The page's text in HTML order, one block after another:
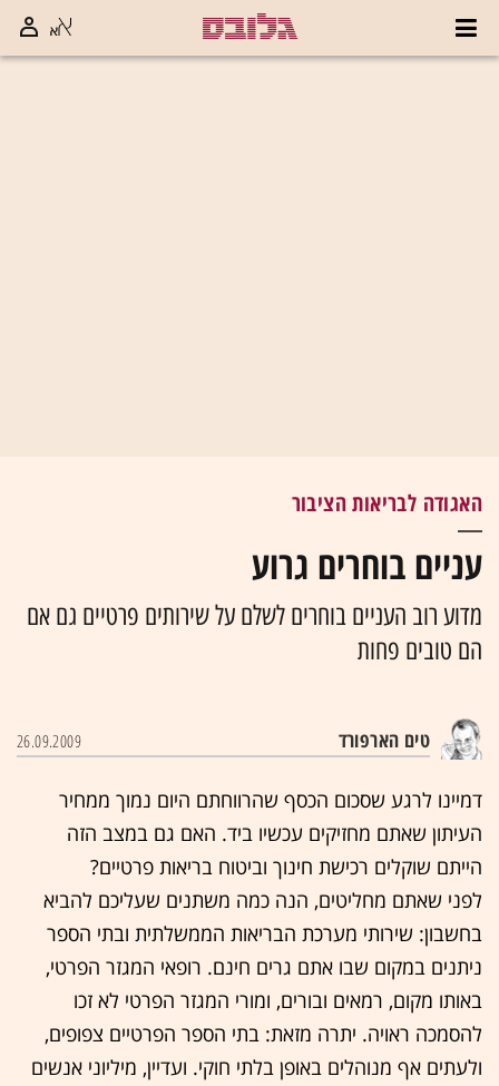
האגודה לבריאות הציבור
עניים בוחרים גרוע
מדוע רוב העניים בוחרים לשלם על שירותים פרטיים גם אם
הם טובים פחות
טים הארפורד 26.09.2009
דמיינו לרגע שסכום הכסף שהרווחתם היום נמוך ממחיר
העיתון שאתם מחזיקים עכשיו ביד. האם גם במצב הזה
הייתם שוקלים רכישת חינוך וביטוח בריאות פרטיים?
לפני שאתם מחליטים, הנה כמה משתנים שעליכם להביא
בחשבון: שירותי מערכת הבריאות הממשלתית ובתי הספר
ניתנים במקום שבו אתם גרים חינם. רופאי המגזר הפרטי,
באותו מקום, רמאים ובורים, ומורי המגזר הפרטי לא זכו
להסמכה ראויה. יתרה מזאת: בתי הספר הפרטיים צפופים,
ולעתים אף מנוהלים באופן בלתי חוקי. ועדיין, מיליוני אנשים